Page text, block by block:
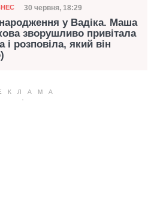
Дата публікації
30 червня, 18:29
у Вадіка. Маша
зворушливо привітала
і розповіла, який він